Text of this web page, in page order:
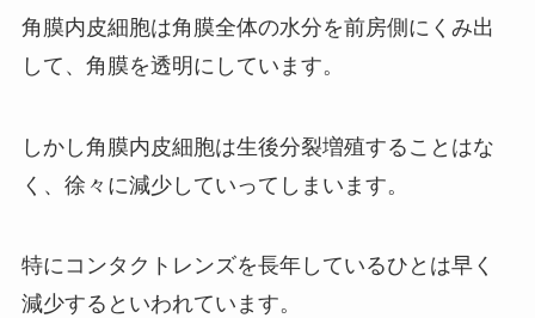
角膜内皮細胞は角膜全体の水分を前房側にくみ出
して、角膜を透明にしています。
しかし角膜内皮細胞は生後分裂増殖することはな
く、徐々に減少していってしまいます。
特にコンタクトレンズを長年しているひとは早く
減少するといわれています。